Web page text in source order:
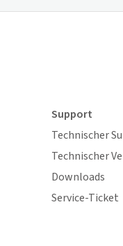
Support
Technischer
Technischer
Downloads
Service-Ticket